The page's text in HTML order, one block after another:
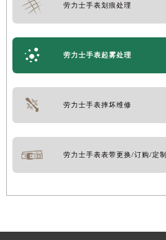
劳力士手表划痕处理
劳力士手表起雾处理
劳力士手表摔坏维修
劳力士手表表带更换/订购/定制